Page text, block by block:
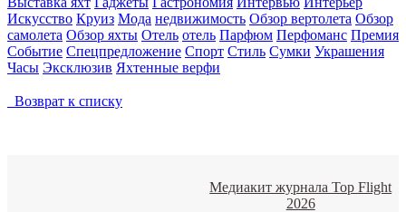
Искусство Круиз Мода недвижимость Обзор вертолета Обзор
самолета Обзор яхты Отель отель Парфюм Перфоманс Премия
Событие Спецпредложение Спорт Стиль Сумки Украшения
Часы Эксклюзив Яхтенные верфи
Возврат к списку
Медиакит журнала Top Flight
2026